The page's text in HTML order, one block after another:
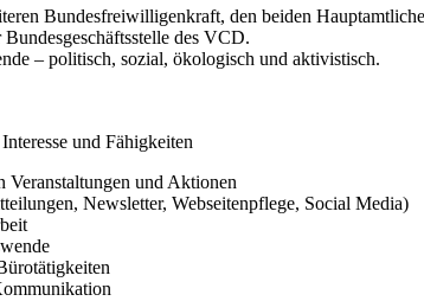
Bundesfreiwilligenkraft, den beiden
des VCD.
– politisch, sozial, ökologisch und aktivistisch.
und Fähigkeiten
und Aktionen
Newsletter, Webseitenpflege, Social Media)